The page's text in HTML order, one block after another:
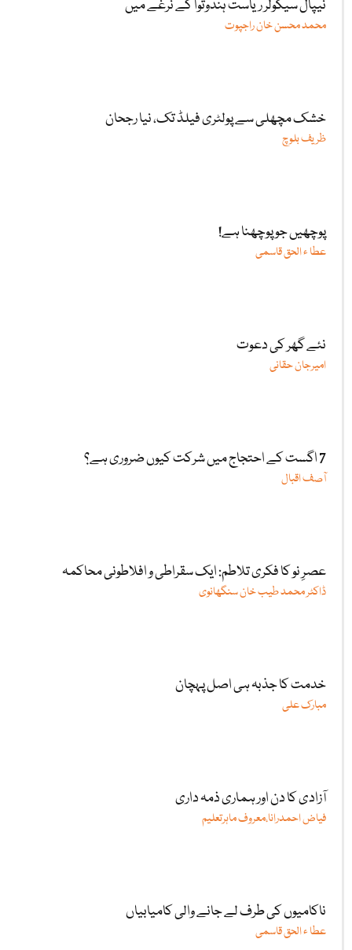
نیپال سیکولر ریاست ہندوتوا کے نرغے میں
محمد محسن خان راجپوت
خشک مچھلی سے پولٹری فیلڈ تک، نیا رجحان
ظریف بلوچ
پوچھیں جو پوچھنا ہے!
عطا ء الحق قاسمی
نئے گھر کی دعوت
امیرجان حقانی
7 اگست کے احتجاج میں شرکت کیوں ضروری ہے؟
آصف اقبال
عصرِ نو کا فکری تلاطم: ایک سقراطی و افلاطونی محاکمہ
ڈاکٹر محمد طیب خان سنگھانوی
خدمت کا جذبہ ہی اصل پہچان
مبارک علی
آزادی کا دن اور ہماری ذمہ داری
فیاض احمدرانا،معروف ماہرتعلیم
ناکامیوں کی طرف لے جانے والی کامیابیاں
عطا ء الحق قاسمی